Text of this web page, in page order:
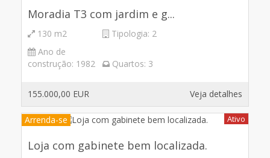
Moradia T3 com jardim e g...
130 m2 Tipologia: 2
Ano de
construção: 1982 Quartos: 3
155.000,00 EUR Veja detalhes
Ativo
Arrenda-se
Loja com gabinete bem localizada.